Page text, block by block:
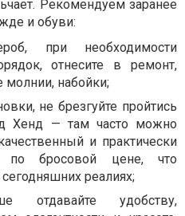
Рекомендуем заранее
и обуви:
при необходимости
отнесите в ремонт,
молнии, набойки;
не брезгуйте пройтись
Хенд — там часто можно
и практически
по бросовой цене, что
реалиях;
отдавайте удобству,